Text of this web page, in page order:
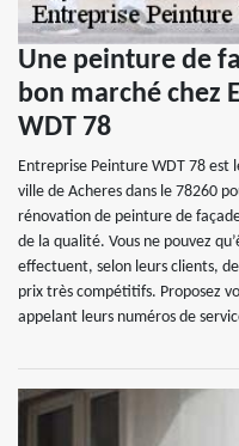
Une peinture de
bon marché chez
WDT 78
Entreprise Peinture WDT 78 est
ville de Acheres dans le 78260
rénovation de peinture de
de la qualité. Vous ne pouvez
effectuent, selon leurs clients,
prix très compétitifs. Proposez
appelant leurs numéros de